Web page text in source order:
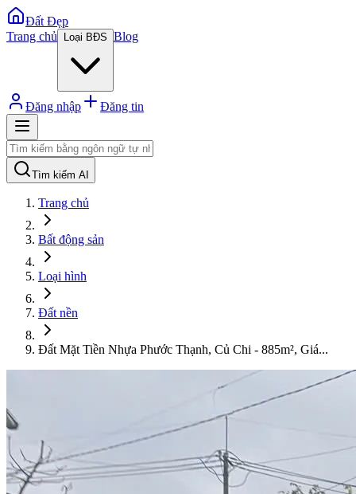
Đất Đẹp
Trang chủ
Loại BĐS Blog
Đăng nhập Đăng tin
Tìm kiếm AI
Trang chủ
Bất động sản
Loại hình
Đất nền
Đất Mặt Tiền Nhựa Phước Thạnh, Củ Chi - 885m², Giá...